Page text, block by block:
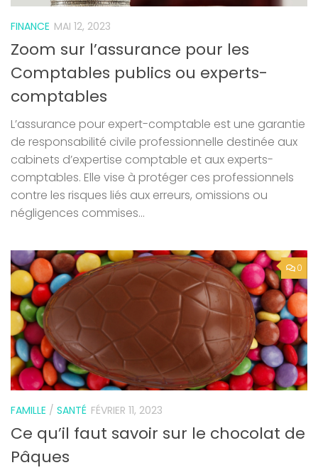
FINANCE MAI 12, 2023
Zoom sur l’assurance pour les
Comptables publics ou experts-
comptables
L’assurance pour expert-comptable est une garantie
de responsabilité civile professionnelle destinée aux
cabinets d’expertise comptable et aux experts-
comptables. Elle vise à protéger ces professionnels
contre les risques liés aux erreurs, omissions ou
négligences commises...
0
FAMILLE / SANTÉ FÉVRIER 11, 2023
Ce qu’il faut savoir sur le chocolat de
Pâques